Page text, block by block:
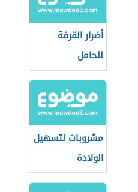
أضرار القرفة
للحامل
مشروبات لتسهيل
الولادة